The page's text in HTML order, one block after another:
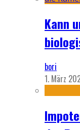
Kann
bori
1. März